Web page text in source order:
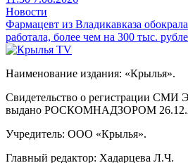
Новости
Фармацевт из Владикавказа
работала, более чем на 300 тыс.
Наименование издания: «Крылья».
Свидетельство о регистрации
выдано РОСКОМНАДЗОРОМ
Учредитель: ООО «Крылья».
Главный редактор: Хадарцева Л.Ч.